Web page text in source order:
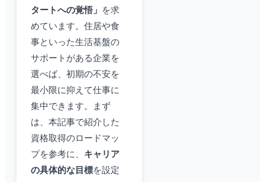
タートへの覚悟」
を求
めています。住居や食
事といった生活基盤の
サポートがある企業を
選べば、初期の不安を
最小限に抑えて仕事に
集中できます。まず
は、本記事で紹介した
資格取得のロードマッ
プを参考に、 キャリア
の具体的な目標を設定